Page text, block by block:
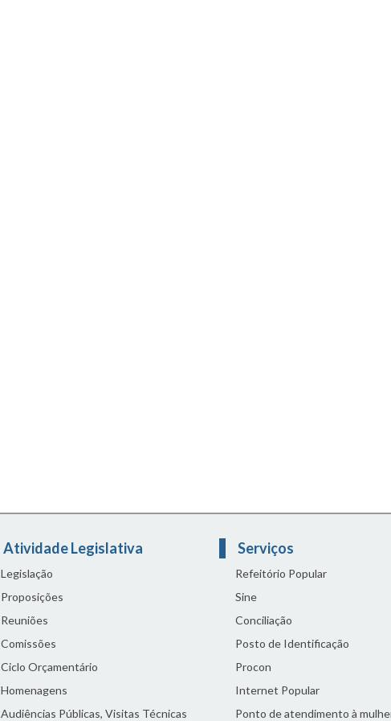
Atividade Legislativa
Legislação
Proposições
Reuniões
Comissões
Ciclo Orçamentário
Homenagens
Audiências Públicas, Visitas Técnicas
Serviços
Refeitório Popular
Sine
Conciliação
Posto de Identificação
Procon
Internet Popular
Ponto de atendimento à